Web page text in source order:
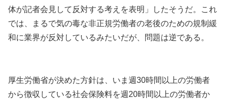
体が記者会見して反対する考えを表明」したそうだ。これ
では、まるで気の毒な非正規労働者の老後のための規制緩
和に業界が反対しているみたいだが、問題は逆である。
厚生労働省が決めた方針は、いま週30時間以上の労働者
から徴収している社会保険料を週20時間以上の労働者か